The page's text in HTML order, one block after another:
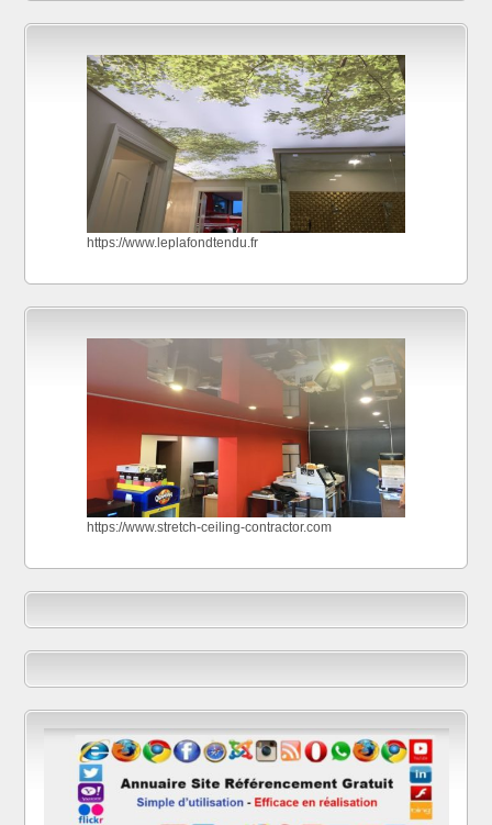
https://www.leplafondtendu.fr
https://www.stretch-ceiling-contractor.com